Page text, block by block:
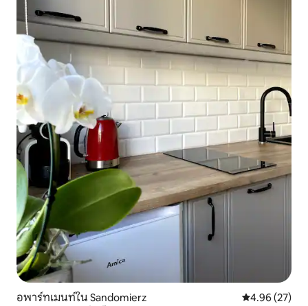
อพาร์ทเมนท์ใน Sandomierz คะแนนเฉลี่ย
4.96 (27)